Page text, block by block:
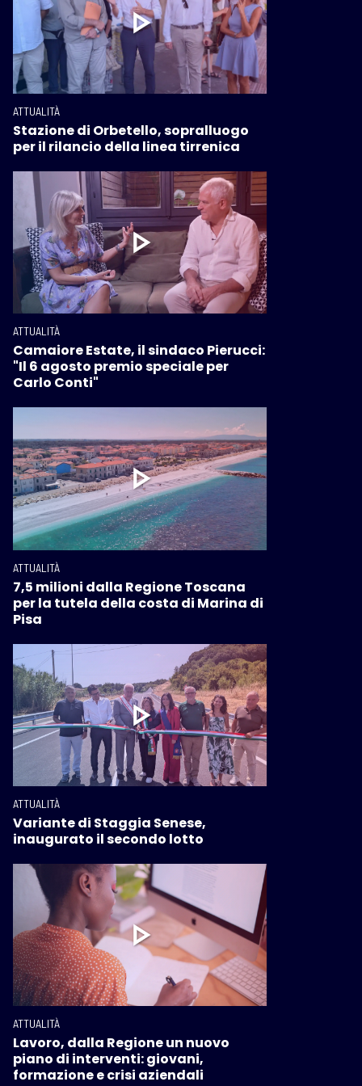
ATTUALITÀ
Stazione di Orbetello, sopralluogo
per il rilancio della linea tirrenica
ATTUALITÀ
Camaiore Estate, il sindaco Pierucci:
"Il 6 agosto premio speciale per
Carlo Conti"
ATTUALITÀ
7,5 milioni dalla Regione Toscana
per la tutela della costa di Marina di
Pisa
ATTUALITÀ
Variante di Staggia Senese,
inaugurato il secondo lotto
ATTUALITÀ
Lavoro, dalla Regione un nuovo
piano di interventi: giovani,
formazione e crisi aziendali